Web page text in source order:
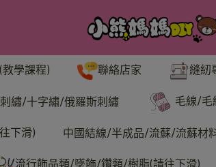
學課程) 聯絡店家 縫紉
刺繡/十字繡/俄羅斯刺繡 毛線/毛
下滑) 中國結線/半成品/流蘇/流蘇材
流行飾品類/墜飾/鑽類/樹脂(請往下滑)